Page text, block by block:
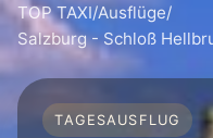
TOP TAXI/Ausflüge/
Salzburg - Schloß
TAGESAUSFLUG